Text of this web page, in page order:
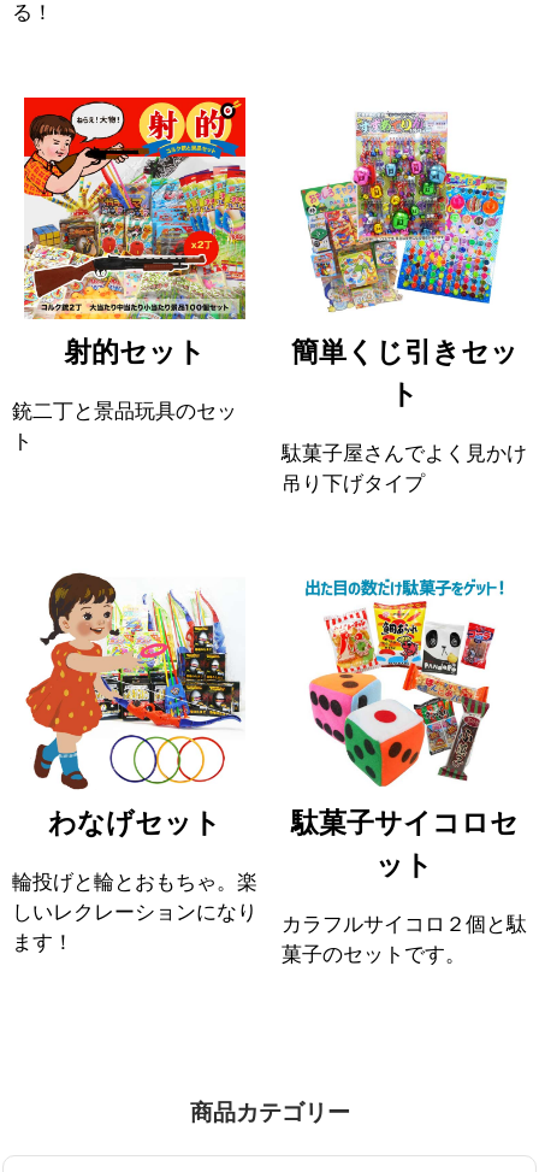
る！
射的セット
銃二丁と景品玩具のセッ
ト
簡単くじ引きセッ
ト
駄菓子屋さんでよく見かけ
吊り下げタイプ
わなげセット
輪投げと輪とおもちゃ。楽
しいレクレーションになり
ます！
駄菓子サイコロセ
ット
カラフルサイコロ２個と駄
菓子のセットです。
商品カテゴリー